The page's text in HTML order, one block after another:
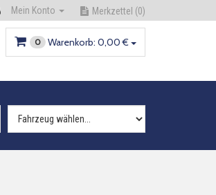
Mein Konto Merkzettel (0)
0 Warenkorb: 0,00 €